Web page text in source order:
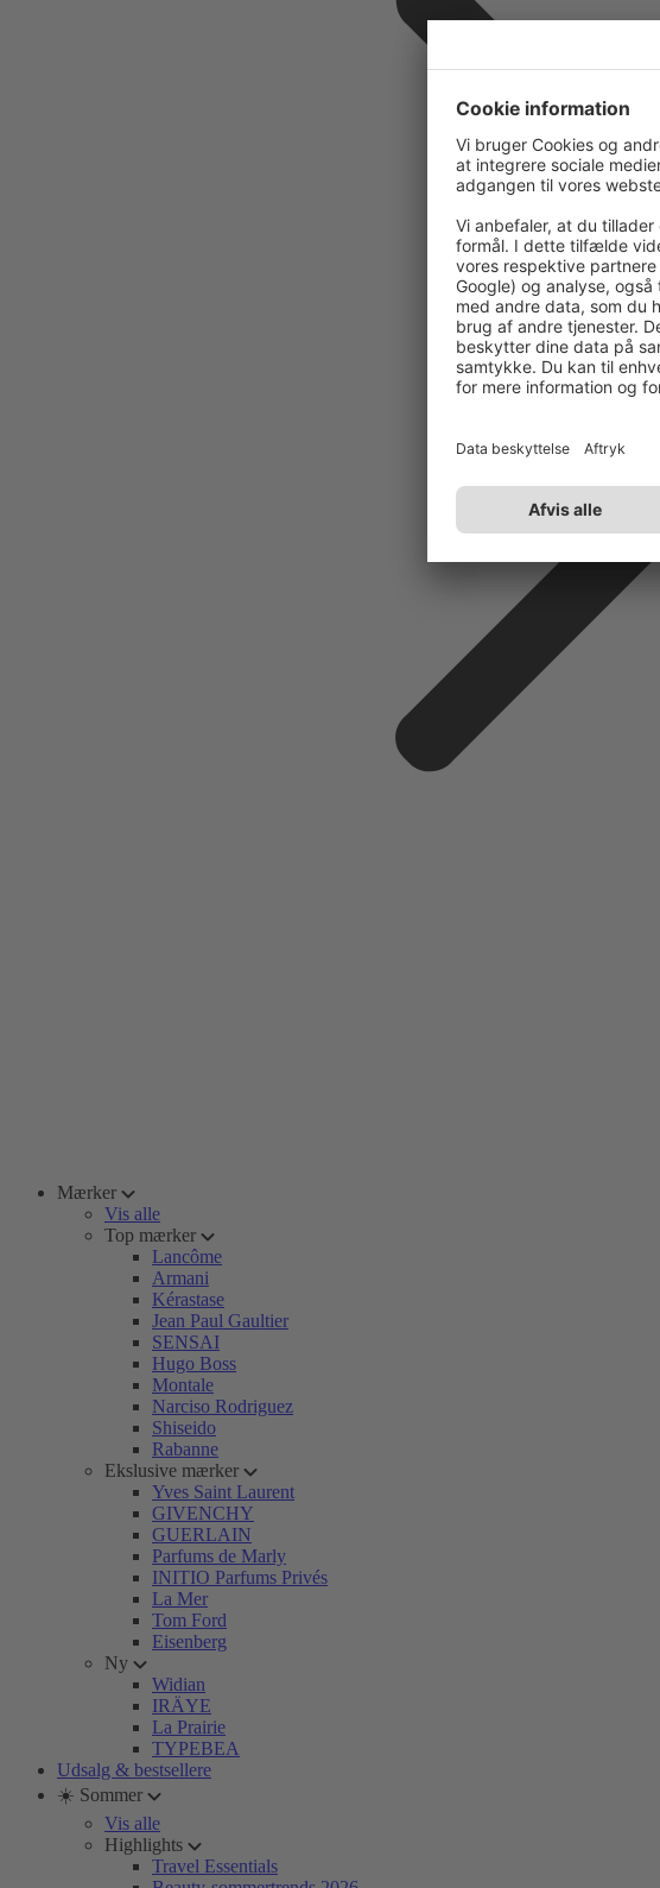
Mærker
Vis alle
Top mærker
Lancôme
Armani
Kérastase
Jean Paul Gaultier
SENSAI
Hugo Boss
Montale
Narciso Rodriguez
Shiseido
Rabanne
Ekslusive mærker
Yves Saint Laurent
GIVENCHY
GUERLAIN
Parfums de Marly
INITIO Parfums Privés
La Mer
Tom Ford
Eisenberg
Ny
Widian
IRÄYE
La Prairie
TYPEBEA
Udsalg & bestsellere
☀️ Sommer
Vis alle
Highlights
Travel Essentials